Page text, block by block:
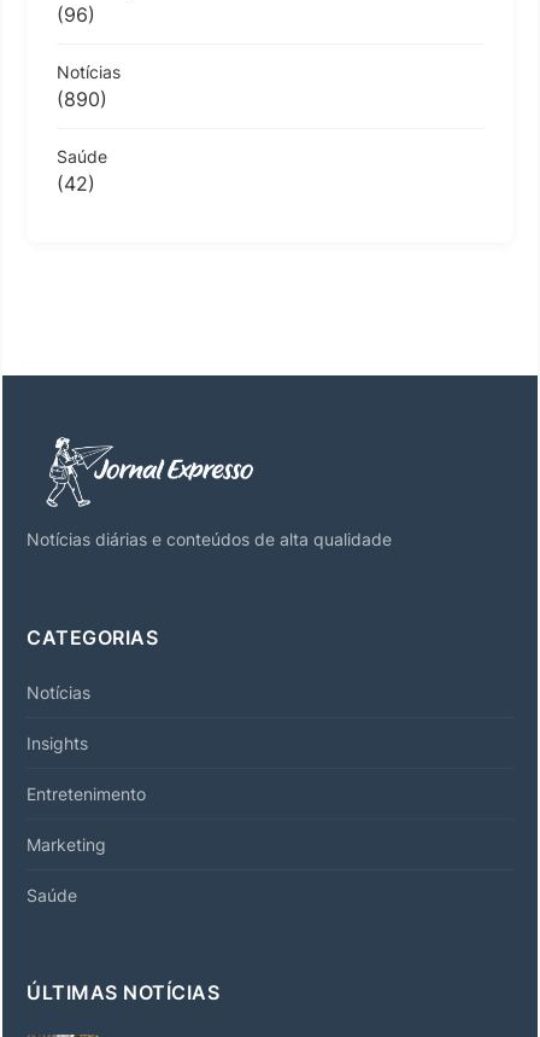
(96)
Notícias
(890)
Saúde
(42)
Notícias diárias e conteúdos de alta qualidade
CATEGORIAS
Notícias
Insights
Entretenimento
Marketing
Saúde
ÚLTIMAS NOTÍCIAS